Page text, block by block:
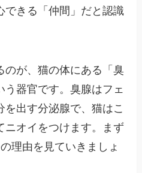
できる「仲間」だと認識
のが、猫の体にある「臭
う器官です。臭腺はフェ
を出す分泌腺で、猫はこ
ニオイをつけます。まず
理由を見ていきましょ